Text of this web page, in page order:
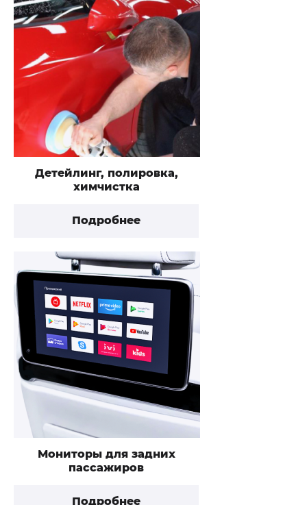
Детейлинг, полировка,
химчистка
Подробнее
Мониторы для задних
пассажиров
Подробнее